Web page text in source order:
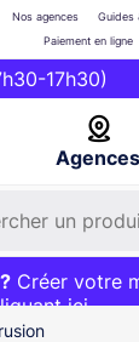
17h30)
Agences
Nos agences Guides
Paiement en ligne
?20€
gratuite
votre
ici